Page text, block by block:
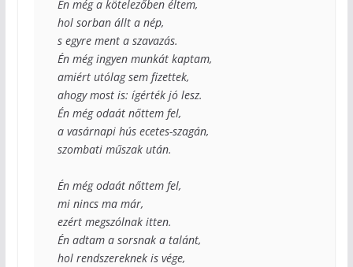
Én még a kötelezőben éltem,
hol sorban állt a nép,
s egyre ment a szavazás.
Én még ingyen munkát kaptam,
amiért utólag sem fizettek,
ahogy most is: ígérték jó lesz.
Én még odaát nőttem fel,
a vasárnapi hús ecetes-szagán,
szombati műszak után.
Én még odaát nőttem fel,
mi nincs ma már,
ezért megszólnak itten.
Én adtam a sorsnak a talánt,
hol rendszereknek is vége,